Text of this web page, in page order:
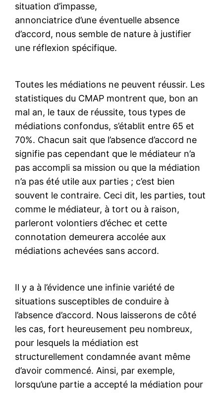
situation d’impasse,
annonciatrice d’une éventuelle absence
d’accord, nous semble de nature à justifier
une réflexion spécifique.
Toutes les médiations ne peuvent réussir. Les
statistiques du CMAP montrent que, bon an
mal an, le taux de réussite, tous types de
médiations confondus, s’établit entre 65 et
70%. Chacun sait que l’absence d’accord ne
signifie pas cependant que le médiateur n’a
pas accompli sa mission ou que la médiation
n’a pas été utile aux parties ; c’est bien
souvent le contraire. Ceci dit, les parties, tout
comme le médiateur, à tort ou à raison,
parleront volontiers d’échec et cette
connotation demeurera accolée aux
médiations achevées sans accord.
Il y a à l’évidence une infinie variété de
situations susceptibles de conduire à
l’absence d’accord. Nous laisserons de côté
les cas, fort heureusement peu nombreux,
pour lesquels la médiation est
structurellement condamnée avant même
d’avoir commencé. Ainsi, par exemple,
lorsqu’une partie a accepté la médiation pour